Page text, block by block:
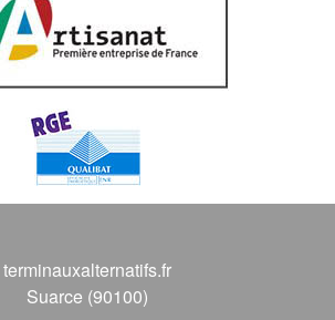
terminauxalternatifs.fr
Suarce (90100)